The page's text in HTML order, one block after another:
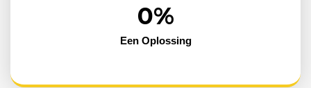
Een Oplossing
0%